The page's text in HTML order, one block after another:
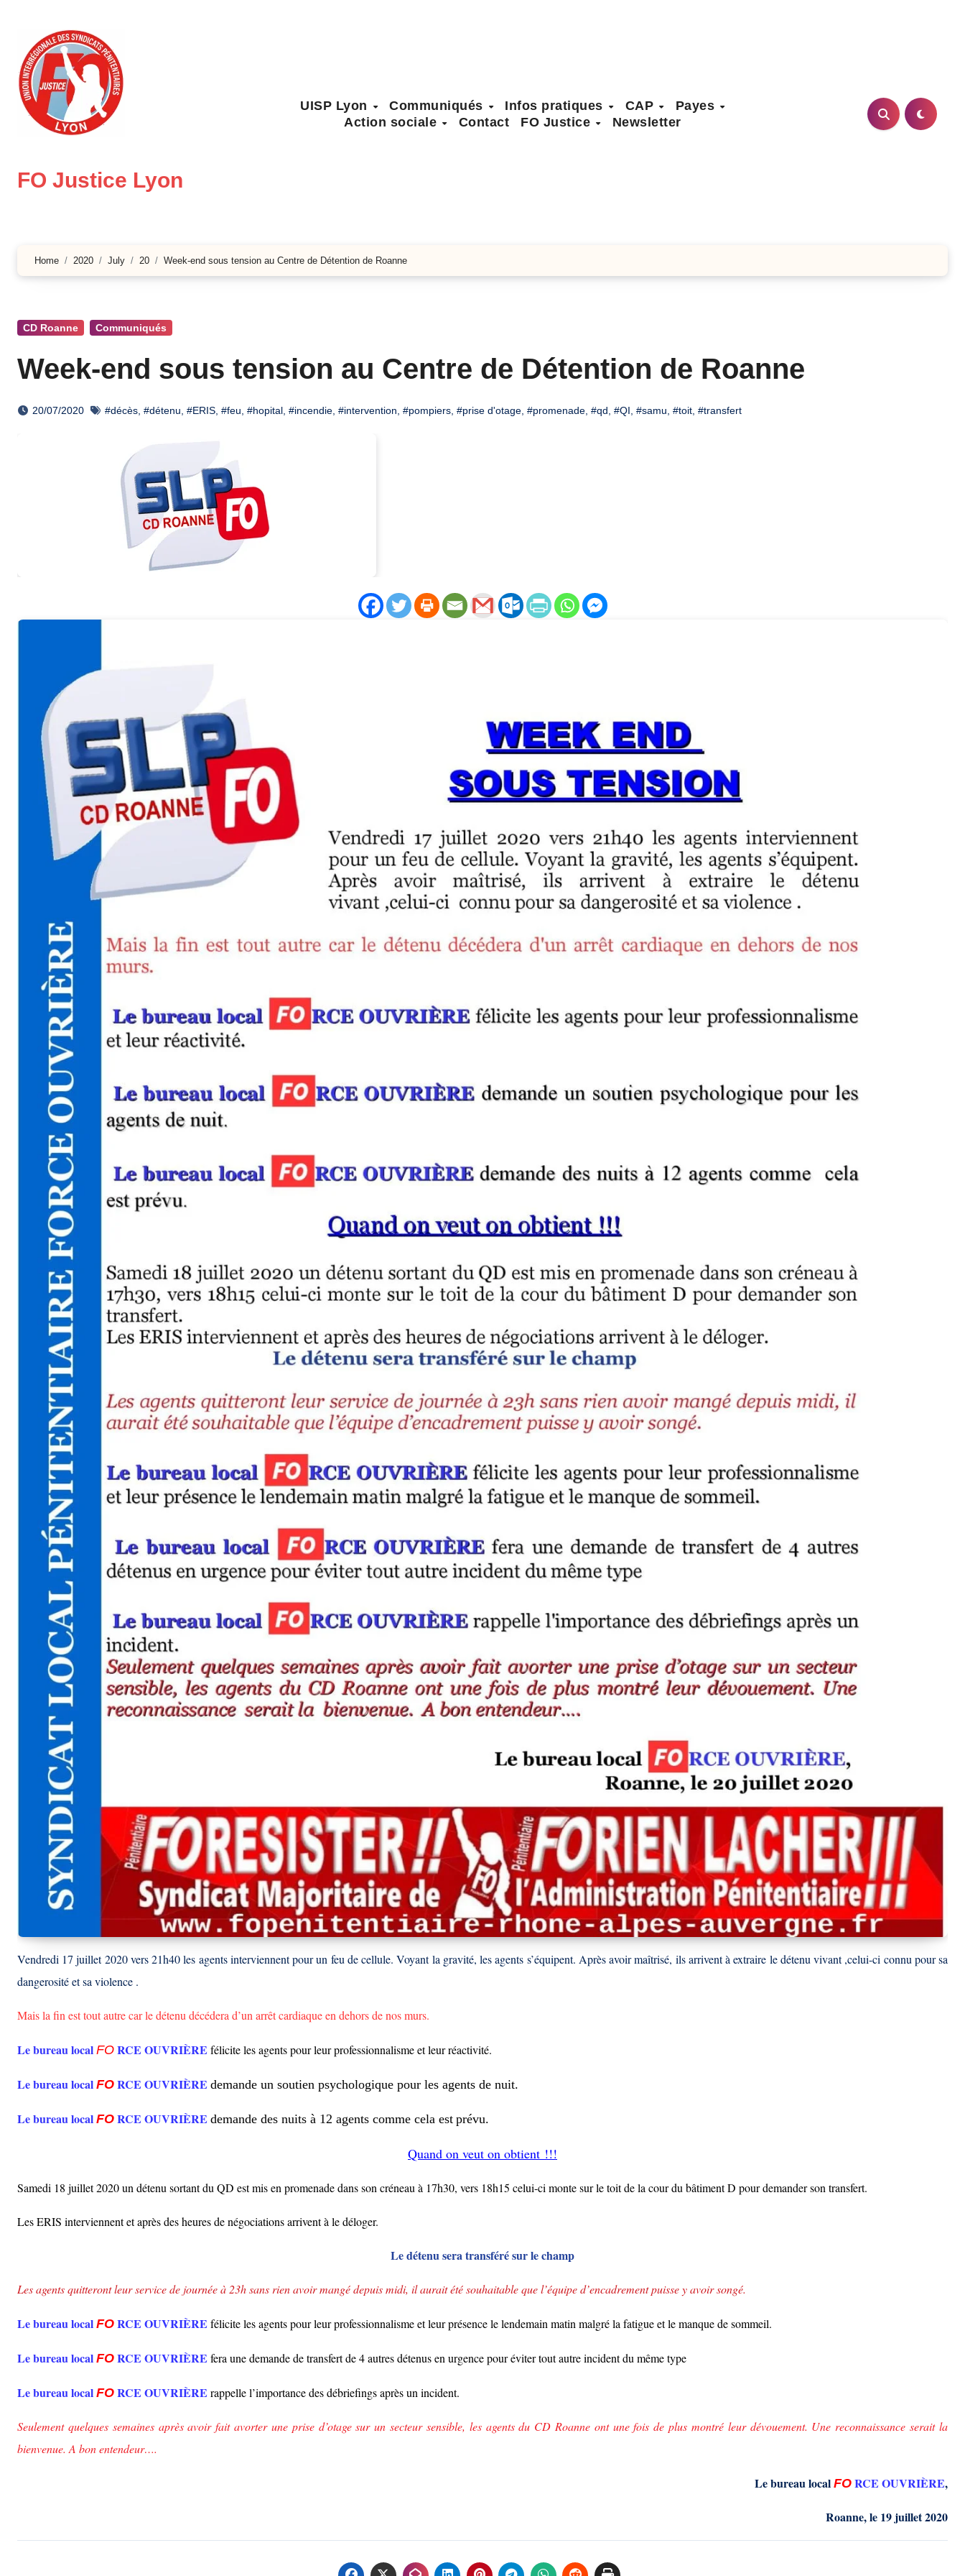
content
FO Justice Lyon
UISP Lyon Communiqués Infos pratiques CAP
Payes
Action sociale
Contact FO Justice Newsletter
Home 2020 July 20 Week-end sous tension au Centre de Détention de Roanne
CD Roanne Communiqués
Week-end sous tension au Centre de Détention de Roanne
20/07/2020 #décès #détenu #ERIS #feu #hopital #incendie #intervention #pompiers #prise d'otage #promenade #qd #QI #samu #toit #transfert
Vendredi 17 juillet 2020 vers 21h40 les agents interviennent pour un feu de cellule. Voyant la gravité, les agents s’équipent. Après avoir maîtrisé, ils arrivent à extraire le détenu vivant ,celui-ci connu pour sa
dangerosité et sa violence .
Mais la fin est tout autre car le détenu décédera d’un arrêtcardiaqueen dehors de nos murs.
Le bureau local FO RCE OUVRIÈRE félicite les agents pour leur professionnalisme et leur réactivité.
Le bureau local FO RCE OUVRIÈRE demande un soutien psychologique pour les agents de nuit.
Le bureau local FO RCE OUVRIÈRE demande des nuits à 12 agents comme cela est prévu.
Quand on veut on obtient !!!
Samedi 18 juillet 2020 un détenu sortant du QD est mis en promenade dans son créneau à 17h30, vers 18h15 celui-ci monte sur le toit de la cour du bâtiment D pour demander son transfert.
Les ERIS interviennent et après des heures de négociations arrivent à le déloger.
Le détenu sera transféré sur le champ
Les agents quitteront leur service de journée à 23h sans rien avoir mangé depuis midi, il aurait été souhaitable que l’équipe d’encadrement puisse y avoir songé.
Le bureau local FO RCE OUVRIÈRE féliciteles agents pour leurprofessionnalismeet leurprésencele lendemain matin malgréla fatigueetlemanque de sommeil.
Le bureau local FO RCE OUVRIÈRE fera une demandede transfert de 4 autres détenus en urgence pourévitertout autre incidentdu même type
Le bureau local FO RCE OUVRIÈRE rappellel’importance des débriefingsaprèsun incident.
Seulement quelques semaines après avoir fait avorter une prise d’otage sur un secteur sensible, les agents du CD Roanne ont une fois de plus montré leur dévouement. Une reconnaissance serait la
bienvenue. A bon entendeur….
Le bureau local FO RCE OUVRIÈRE,
Roanne, le 19 juillet 2020